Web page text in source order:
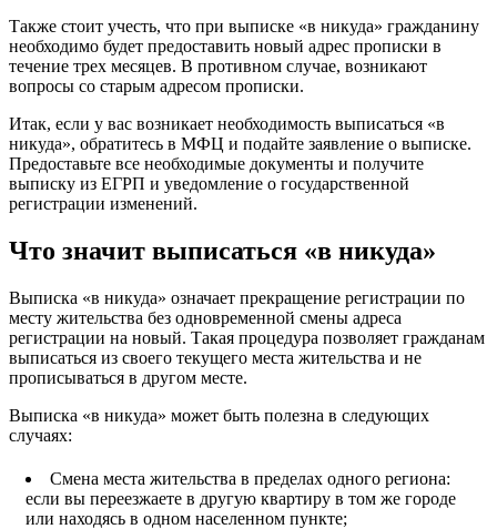
Также стоит учесть, что при выписке «в никуда» гражданину
необходимо будет предоставить новый адрес прописки в
течение трех месяцев. В противном случае, возникают
вопросы со старым адресом прописки.
Итак, если у вас возникает необходимость выписаться «в
никуда», обратитесь в МФЦ и подайте заявление о выписке.
Предоставьте все необходимые документы и получите
выписку из ЕГРП и уведомление о государственной
регистрации изменений.
Что значит выписаться «в никуда»
Выписка «в никуда» означает прекращение регистрации по
месту жительства без одновременной смены адреса
регистрации на новый. Такая процедура позволяет гражданам
выписаться из своего текущего места жительства и не
прописываться в другом месте.
Выписка «в никуда» может быть полезна в следующих
случаях:
Смена места жительства в пределах одного региона:
если вы переезжаете в другую квартиру в том же городе
или находясь в одном населенном пункте;